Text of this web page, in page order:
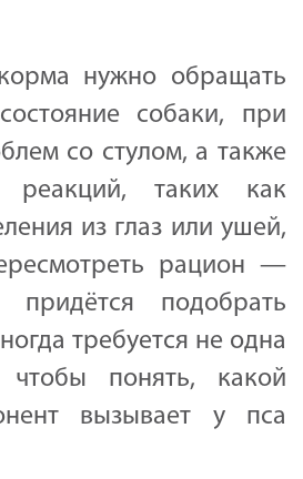
нужно обращать
собаки, при
со стулом, а также
реакций, таких как
из глаз или ушей,
рацион —
придётся подобрать
требуется не одна
понять, какой
вызывает у пса